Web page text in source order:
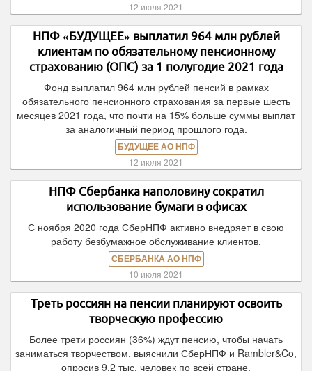
12 июля 2021
НПФ «БУДУЩЕЕ» выплатил 964 млн рублей
клиентам по обязательному пенсионному
страхованию (ОПС) за 1 полугодие 2021 года
Фонд выплатил 964 млн рублей пенсий в рамках
обязательного пенсионного страхования за первые шесть
месяцев 2021 года, что почти на 15% больше суммы выплат
за аналогичный период прошлого года.
БУДУЩЕЕ АО НПФ
12 июля 2021
НПФ Сбербанка наполовину сократил
использование бумаги в офисах
С ноября 2020 года СберНПФ активно внедряет в свою
работу безбумажное обслуживание клиентов.
СБЕРБАНКА АО НПФ
10 июля 2021
Треть россиян на пенсии планируют освоить
творческую профессию
Более трети россиян (36%) ждут пенсию, чтобы начать
заниматься творчеством, выяснили СберНПФ и Rambler&Co,
опросив 9,2 тыс. человек по всей стране.